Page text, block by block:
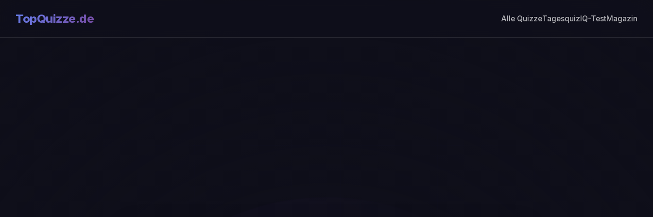
TopQuizze.de Alle QuizzeTagesquizIQ-TestMagazin